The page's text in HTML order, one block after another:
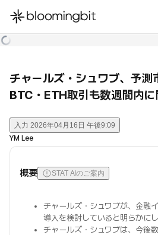
한국어
チャールズ・シュワブ、予
BTC・ETH取引も数週間内に
入力 2026年04月16日 午後9:09
YM Lee
概要 STAT AIのご案内
チャールズ・シュワブが、金融
導入を検討していると明らかにし
チャールズ・シュワブは、今後